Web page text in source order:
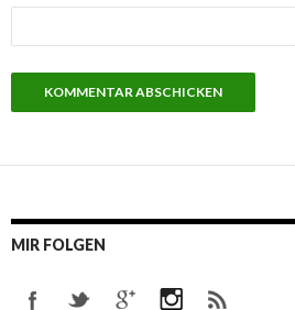
MIR FOLGEN